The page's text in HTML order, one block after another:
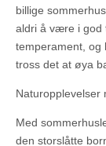
billige
aldri å være i god
temperament, og
tross det at øya
Naturopplevelser
Med
den storslåtte